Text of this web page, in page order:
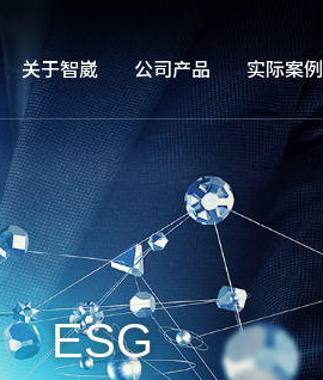
关于智崴 公司产品 实际案例
ESG